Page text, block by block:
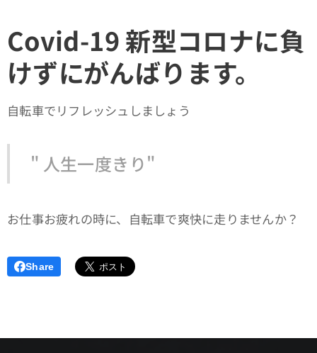
Covid-19 新型コロナに負
けずにがんばります。
自転車でリフレッシュしましょう
" 人生一度きり"
お仕事お疲れの時に、自転車で爽快に走りませんか？
Share